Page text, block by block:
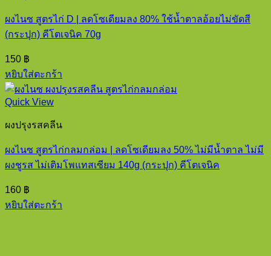
ผงไนซ สูตรไก่ D | ลดโซเดียมลง 80% ใช้น้ำตาลอ้อยไม่ขัดสี
(กระปุก) คีโตเจนิค 70g
150 ฿
หยิบใส่ตะกร้า
Quick View
ผงปรุงรสคลีน
ผงไนซ สูตรไก่กลมกล่อม | ลดโซเดียมลง 50% ไม่มีน้ำตาล ไม่มี
ผงชูรส ไม่เติมโพแทสเซียม 140g (กระปุก) คีโตเจนิค
160 ฿
หยิบใส่ตะกร้า